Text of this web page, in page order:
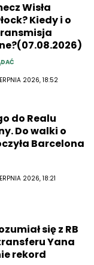
Wisła
Kiedy i o
2026, 18:52
do Realu
Do walki o
Barcelona
2026, 18:21
się z RB
Yana
rekord